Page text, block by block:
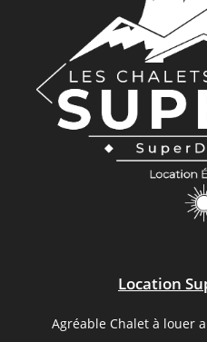
Location
Agréable Chalet à louer